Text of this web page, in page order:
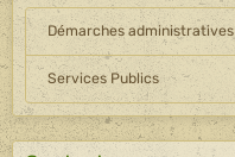
Démarches administratives
Services Publics